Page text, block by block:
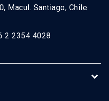
Macul. Santiago, Chile
2 2354 4028